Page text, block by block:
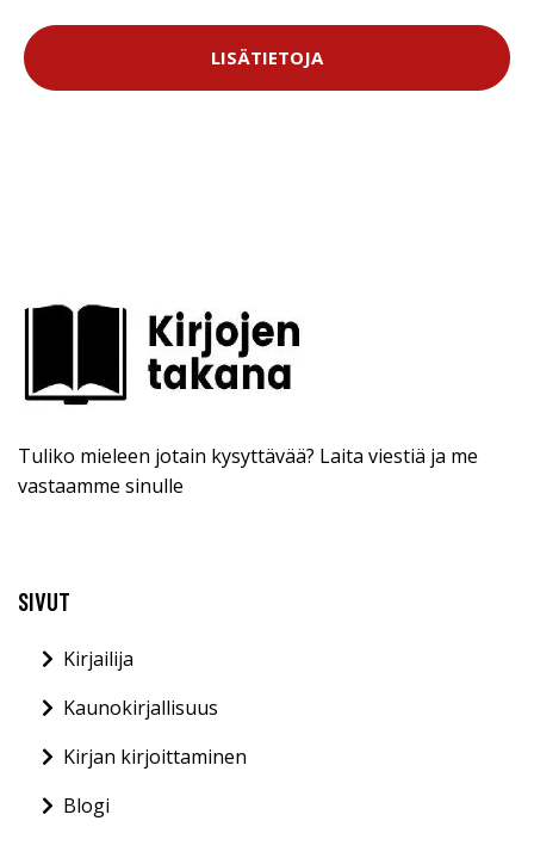
LISÄTIETOJA
Tuliko mieleen jotain kysyttävää? Laita viestiä ja me
vastaamme sinulle
SIVUT
Kirjailija
Kaunokirjallisuus
Kirjan kirjoittaminen
Blogi